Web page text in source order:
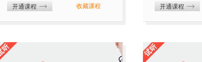
开通课程 收藏课程 开通课程